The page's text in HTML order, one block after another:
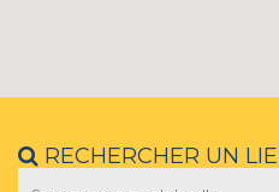
RECHERCHER UN